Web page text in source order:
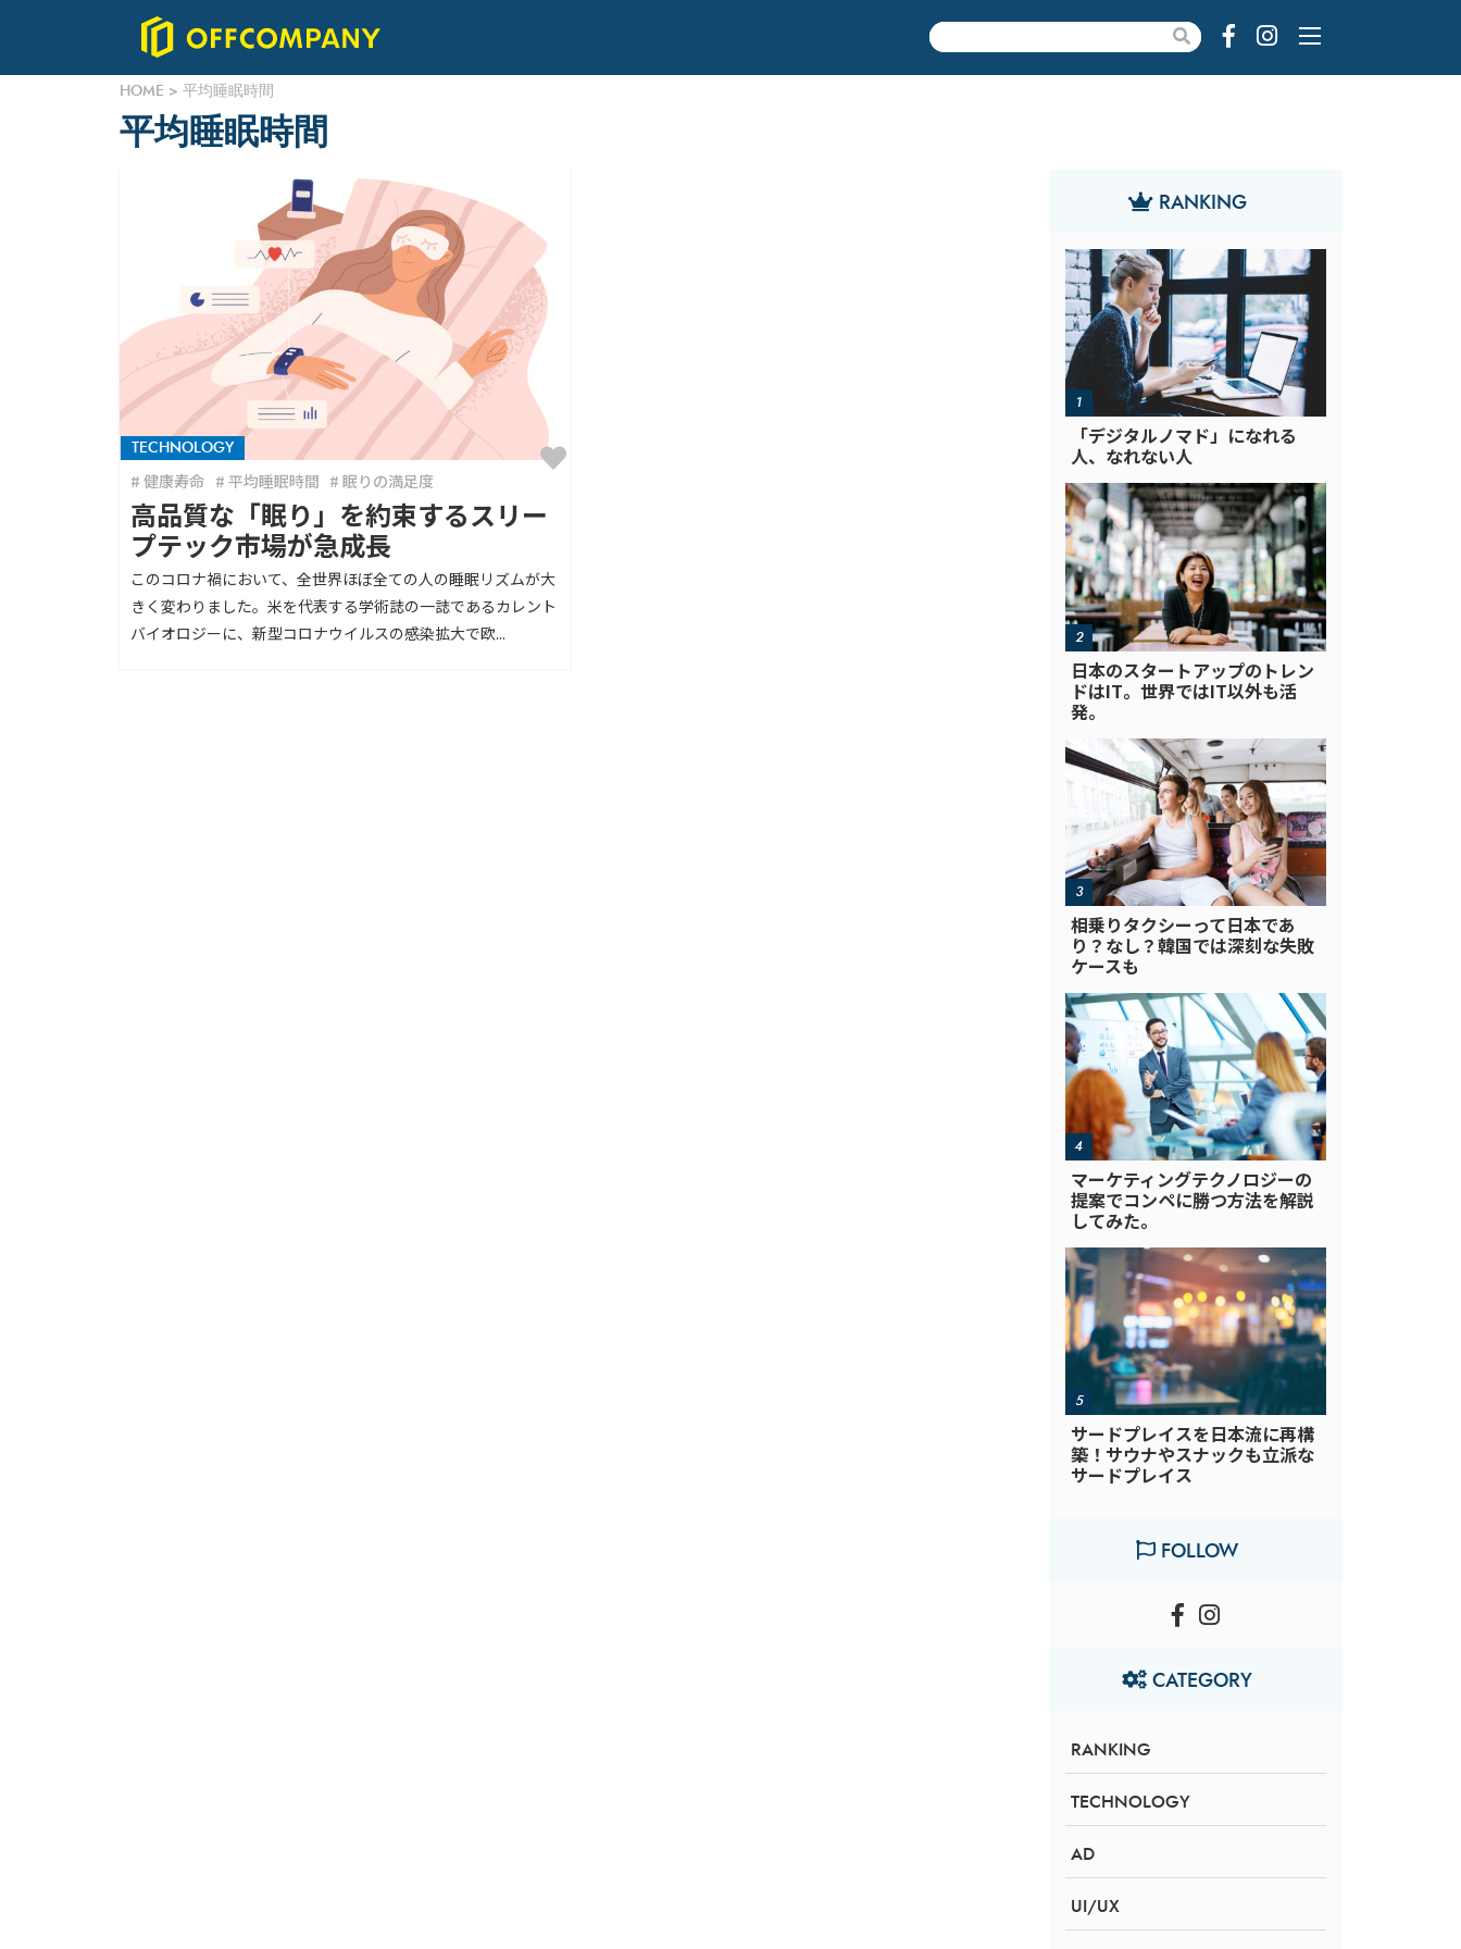
HOME > 平均睡眠時間
平均睡眠時間
TECHNOLOGY
健康寿命 平均睡眠時間 眠りの満足度
高品質な「眠り」を約束するスリー
プテック市場が急成長
このコロナ禍において、全世界ほぼ全ての人の睡眠リズムが大
きく変わりました。米を代表する学術誌の一誌であるカレント
バイオロジーに、新型コロナウイルスの感染拡大で欧...
RANKING
「デジタルノマド」になれる
人、なれない人
日本のスタートアップのトレン
ドはIT。世界ではIT以外も活
発。
相乗りタクシーって日本であ
り？なし？韓国では深刻な失敗
ケースも
マーケティングテクノロジーの
提案でコンペに勝つ方法を解説
してみた。
サードプレイスを日本流に再構
築！サウナやスナックも立派な
サードプレイス
FOLLOW
CATEGORY
RANKING
TECHNOLOGY
AD
UI/UX